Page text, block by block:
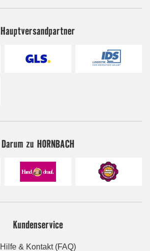
Hauptversandpartner
Darum zu HORNBACH
Kundenservice
Hilfe & Kontakt (FAQ)